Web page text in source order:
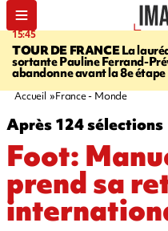
15:45
TOUR DE FRANCELa
sortante Pauline Ferrand-
abandonne avant la 8e étape
Accueil France - Monde
Après 124 sélections
Foot:
prend sa